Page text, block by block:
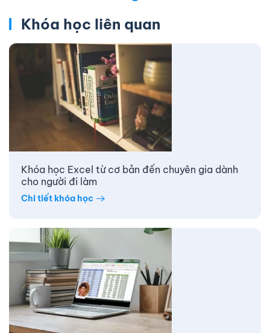
Khóa học liên quan
Khóa học Excel từ cơ bản đến chuyên gia dành
cho người đi làm
Chi tiết khóa học